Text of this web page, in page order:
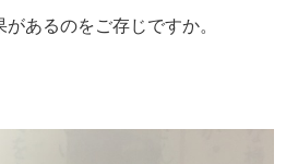
あるのをご存じですか。